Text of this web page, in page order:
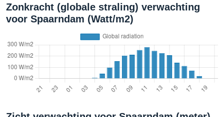
Zonkracht (globale straling) verwachting
voor Spaarndam (Watt/m2)